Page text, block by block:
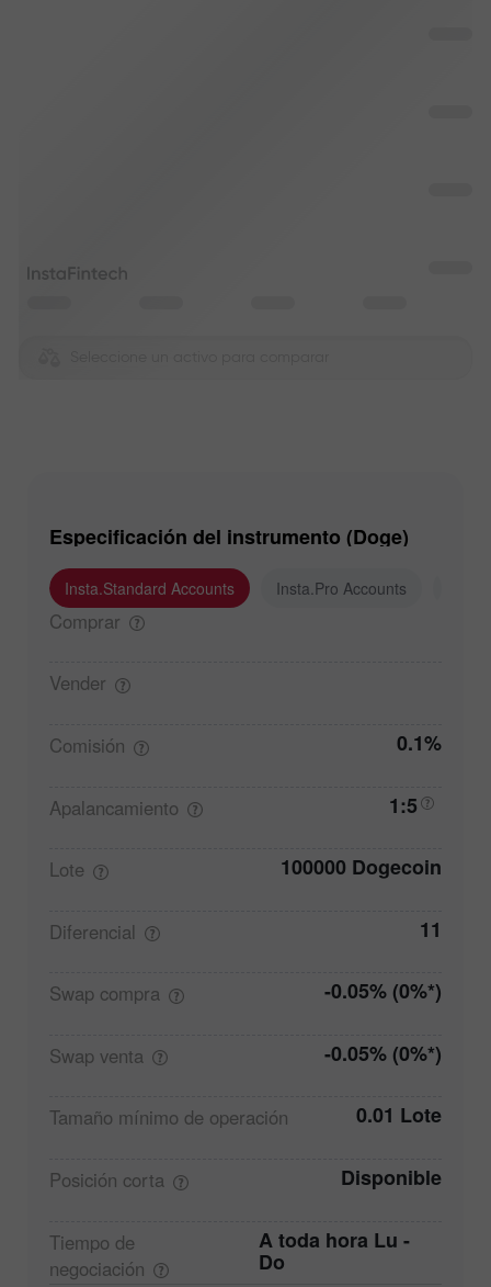
Especificación del instrumento (Doge)
Insta.Standard Accounts Insta.Pro Accounts
Comprar
Vender
Comisión 0.1%
Apalancamiento 1:5
Lote 100000 Dogecoin
Diferencial 11
Swap compra -0.05% (0%*)
Swap venta -0.05% (0%*)
Tamaño mínimo de operación 0.01 Lote
Posición corta Disponible
Tiempo de
negociación
A toda hora Lu -
Do